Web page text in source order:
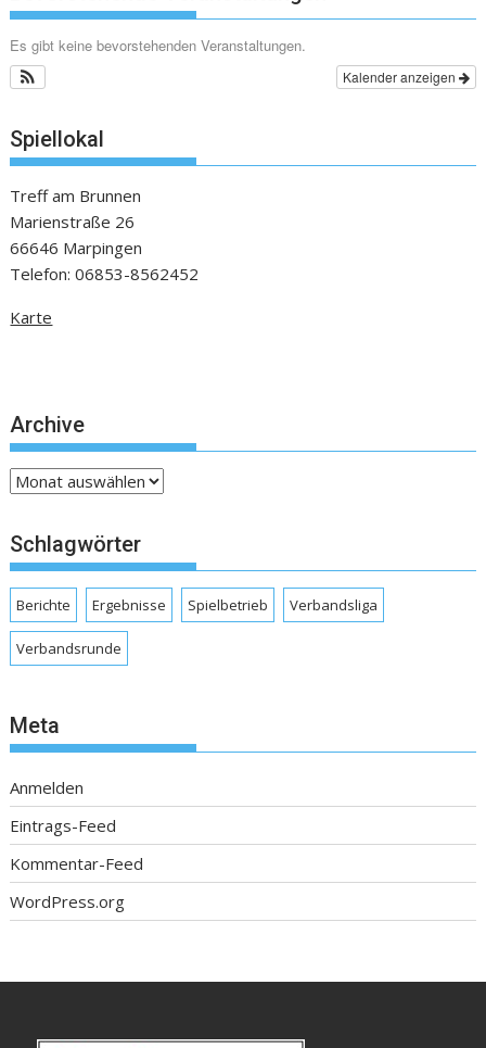
Es gibt keine bevorstehenden Veranstaltungen.
Kalender anzeigen
Spiellokal
Treff am Brunnen
Marienstraße 26
66646 Marpingen
Telefon: 06853-8562452
Karte
Archive
Archive
Schlagwörter
Berichte Ergebnisse Spielbetrieb Verbandsliga
Verbandsrunde
Meta
Anmelden
Eintrags-Feed
Kommentar-Feed
WordPress.org